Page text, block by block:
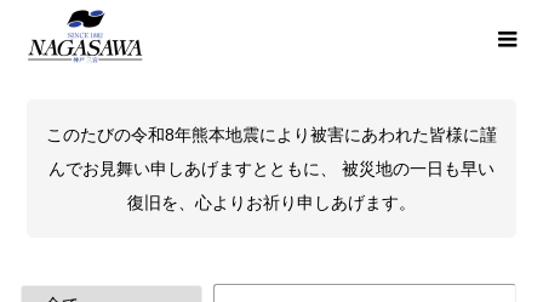
このたびの令和8年熊本地震により被害にあわれた皆様に謹
んでお見舞い申しあげますとともに、 被災地の一日も早い
復旧を、心よりお祈り申しあげます。